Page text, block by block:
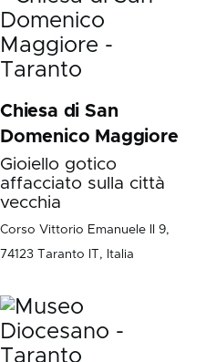
Chiesa di San
Domenico Maggiore
Gioiello gotico
affacciato sulla città
vecchia
Corso Vittorio Emanuele II 9,
74123 Taranto IT, Italia